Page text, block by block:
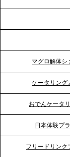
2026.5.12
プレスリリ
2026.4.21
プレスリリ
イッチに。
プレスリリ
マグロ解体シ
ケータリング
おでんケータ
日本体験プ
フリードリンク